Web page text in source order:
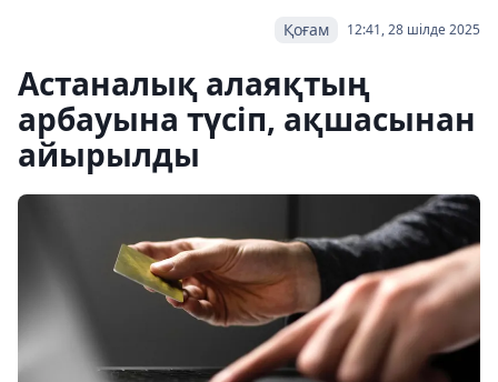
12:41, 28 шілде 2025
Қоғам
Астаналық алаяқтың
арбауына түсіп, ақшасынан
айырылды